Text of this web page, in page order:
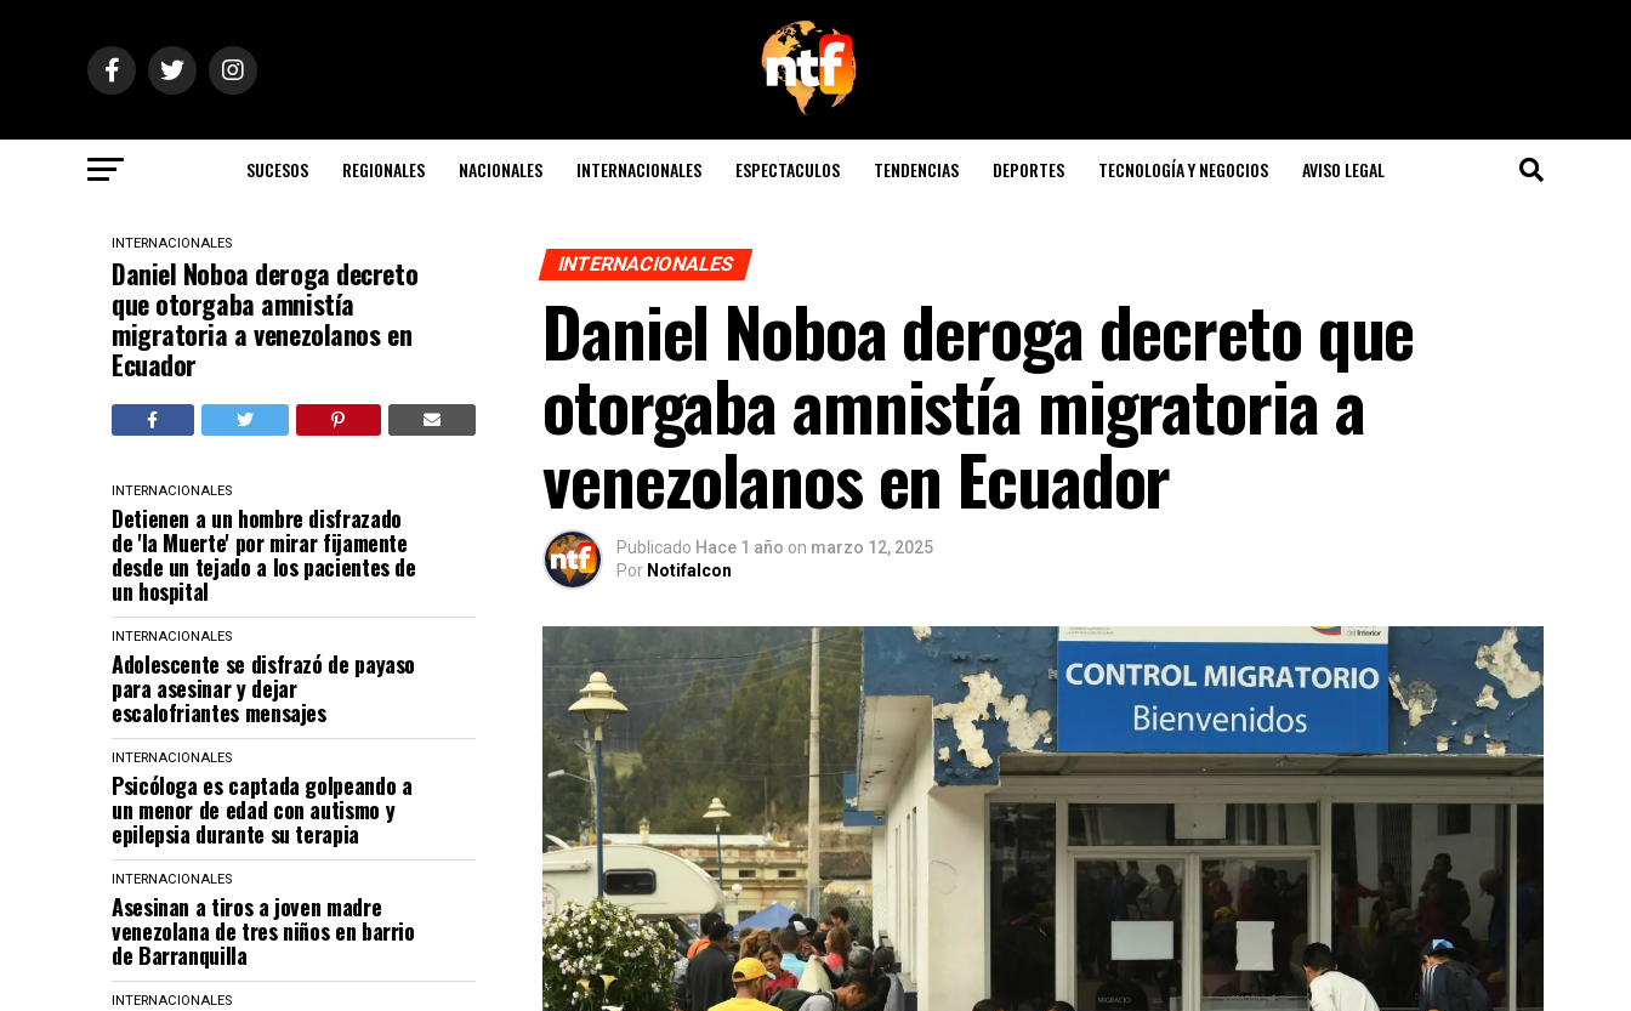
SUCESOS REGIONALES NACIONALES INTERNACIONALES ESPECTACULOS TENDENCIAS DEPORTES TECNOLOGÍA Y NEGOCIOS AVISO LEGAL
INTERNACIONALES
Daniel Noboa deroga decreto
que otorgaba amnistía
migratoria a venezolanos en
Ecuador
INTERNACIONALES
Detienen a un hombre disfrazado
de 'la Muerte' por mirar fijamente
desde un tejado a los pacientes de
un hospital
INTERNACIONALES
Adolescente se disfrazó de payaso
para asesinar y dejar
escalofriantes mensajes
INTERNACIONALES
Psicóloga es captada golpeando a
un menor de edad con autismo y
epilepsia durante su terapia
INTERNACIONALES
Asesinan a tiros a joven madre
venezolana de tres niños en barrio
de Barranquilla
INTERNACIONALES
INTERNACIONALES
Daniel Noboa deroga decreto que
otorgaba amnistía migratoria a
venezolanos en Ecuador
Publicado Hace 1 año on marzo 12, 2025
Por Notifalcon